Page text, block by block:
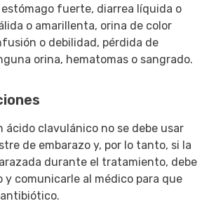
fuerte, diarrea líquida o
o amarillenta, orina de color
o debilidad, pérdida de
orina, hematomas o sangrado.
ácido clavulánico no se debe usar
de embarazo y, por lo tanto, si la
durante el tratamiento, debe
y comunicarle al médico para que